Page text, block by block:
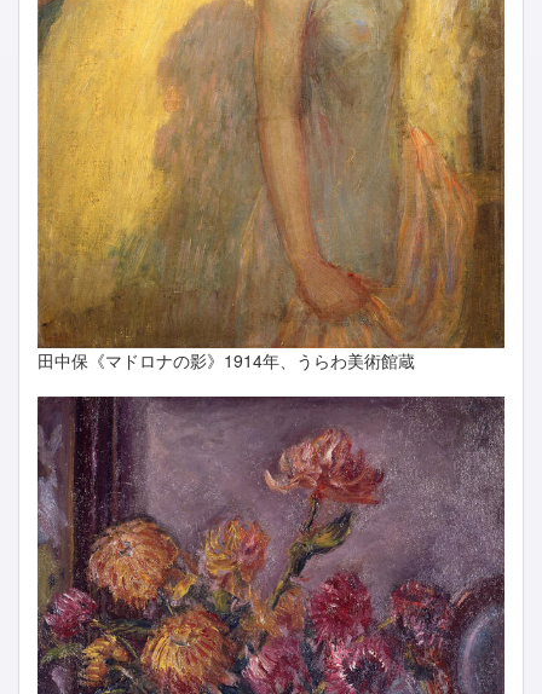
田中保《マドロナの影》1914年、うらわ美術館蔵